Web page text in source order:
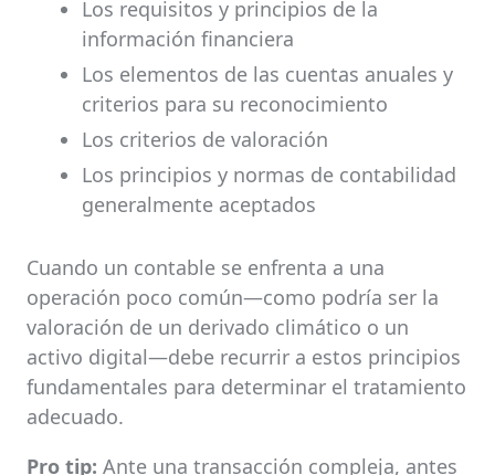
Los requisitos y principios de la
información financiera
Los elementos de las cuentas anuales y
criterios para su reconocimiento
Los criterios de valoración
Los principios y normas de contabilidad
generalmente aceptados
Cuando un contable se enfrenta a una
operación poco común—como podría ser la
valoración de un derivado climático o un
activo digital—debe recurrir a estos principios
fundamentales para determinar el tratamiento
adecuado.
Pro tip: Ante una transacción compleja, antes